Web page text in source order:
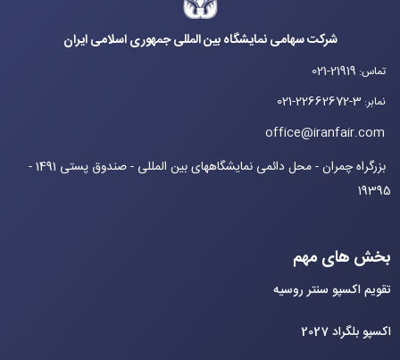
شرکت سهامی نمایشگاه بین المللی جمهوری اسلامی ایران
تماس:
021-21919
نمابر:
021-22662672-3
office@iranfair.com
بزرگراه چمران - محل دائمی نمایشگاههای بین المللی - صندوق پستی 1491 -
19395
بخش های مهم
تقویم اکسپو سنتر روسیه
اکسپو بلگراد 2027